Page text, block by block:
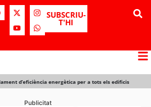
SUBSCRIU-
T'HI
d’eficiència energètica per a tots els edificis
Publicitat